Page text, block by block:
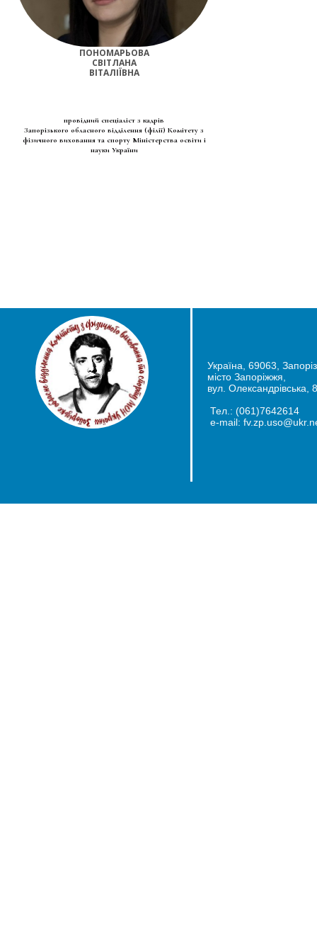
Україна, 69063,
місто Запоріжжя,
вул. Олександрівська, 8
Тел.: (061)7642614
e-mail:
ПОНОМАРЬОВА
СВІТЛАНА
ВІТАЛІЇВНА
провідний спеціаліст з кадрів
Запорізького обласного відділення (філії) Комітету з
фізичного виховання та спорту Міністерства освіти і
науки України